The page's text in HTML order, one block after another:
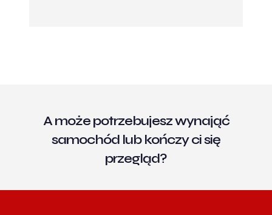
A może potrzebujesz wynająć
samochód lub kończy ci się
przegląd?